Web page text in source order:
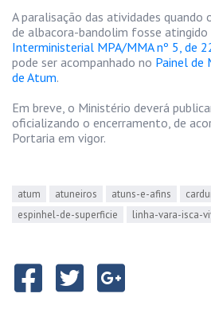
A paralisação das atividades
de albacora-bandolim fosse
Interministerial MPA/MMA nº 5, de
pode ser acompanhado no Painel de
de Atum.
Em breve, o Ministério deverá
oficializando o encerramento, de
Portaria em vigor.
atum atuneiros atuns-e-afins
espinhel-de-superficie
linha-vara-isca-